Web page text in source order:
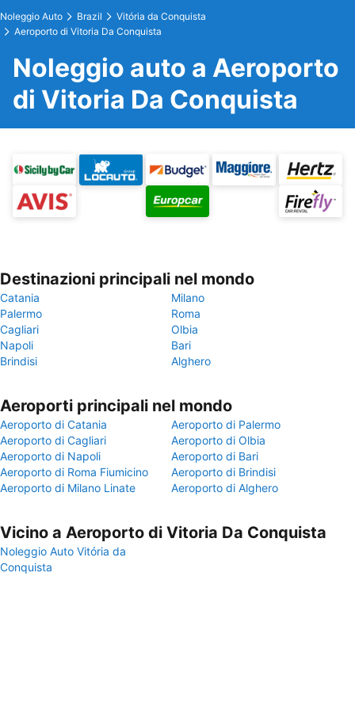
Noleggio Auto Brazil
Vitória da Conquista
Aeroporto di Vitoria Da Conquista
Noleggio auto a Aeroporto
di Vitoria Da Conquista
Destinazioni principali nel mondo
Catania
Milano
Palermo
Roma
Cagliari
Olbia
Napoli
Bari
Brindisi
Alghero
Aeroporti principali nel mondo
Aeroporto di Catania
Aeroporto di Palermo
Aeroporto di Cagliari
Aeroporto di Olbia
Aeroporto di Napoli
Aeroporto di Bari
Aeroporto di Roma Fiumicino
Aeroporto di Brindisi
Aeroporto di Milano Linate
Aeroporto di Alghero
Vicino a Aeroporto di Vitoria Da Conquista
Noleggio Auto Vitória da
Conquista